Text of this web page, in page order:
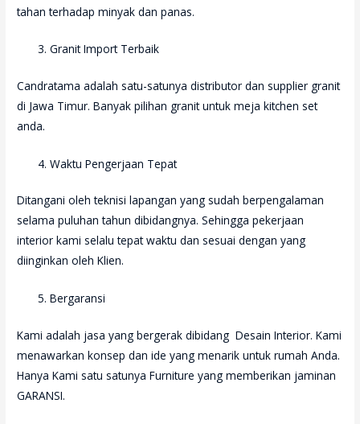
tahan terhadap minyak dan panas.
Granit Import Terbaik
Candratama adalah satu-satunya distributor dan supplier granit
di Jawa Timur. Banyak pilihan granit untuk meja kitchen set
anda.
Waktu Pengerjaan Tepat
Ditangani oleh teknisi lapangan yang sudah berpengalaman
selama puluhan tahun dibidangnya. Sehingga pekerjaan
interior kami selalu tepat waktu dan sesuai dengan yang
diinginkan oleh Klien.
Bergaransi
Kami adalah jasa yang bergerak dibidang Desain Interior. Kami
menawarkan konsep dan ide yang menarik untuk rumah Anda.
Hanya Kami satu satunya Furniture yang memberikan jaminan
GARANSI.